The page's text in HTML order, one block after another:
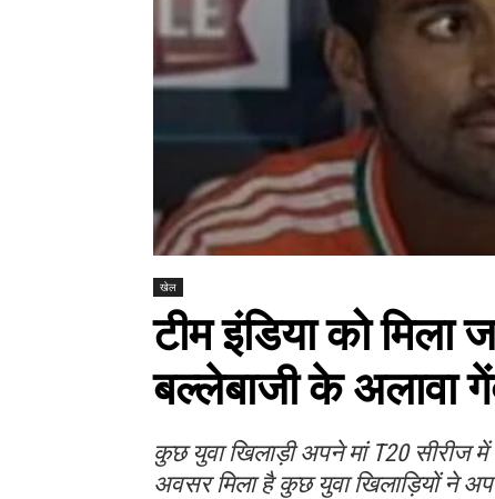
खेल
टीम इंडिया को मिला
बल्लेबाजी के अलावा
कुछ युवा खिलाड़ी अपने मां T20 सीरीज में
अवसर मिला है कुछ युवा खिलाड़ियों ने